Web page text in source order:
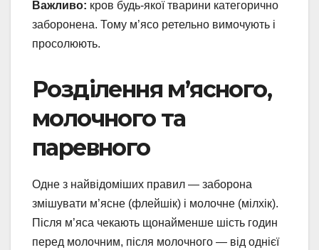
Важливо: кров будь-якої тварини категорично
заборонена. Тому м’ясо ретельно вимочують і
просолюють.
Розділення м’ясного,
молочного та
паревного
Одне з найвідоміших правил — заборона
змішувати м’ясне (флейшік) і молочне (мілхік).
Після м’яса чекають щонайменше шість годин
перед молочним, після молочного — від однієї